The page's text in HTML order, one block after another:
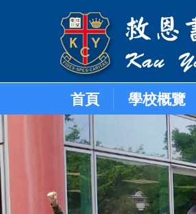
首頁 學校概覽